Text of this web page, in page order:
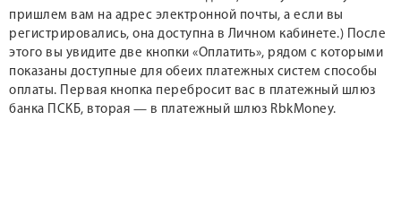
пришлем вам на адрес электронной почты, а если вы
регистрировались, она доступна в Личном кабинете.) После
этого вы увидите две кнопки «Оплатить», рядом с которыми
показаны доступные для обеих платежных систем способы
оплаты. Первая кнопка перебросит вас в платежный шлюз
банка ПСКБ, вторая — в платежный шлюз RbkMoney.